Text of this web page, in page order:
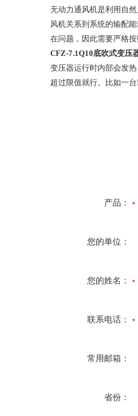
无动力通风机是利用自
风机关系到系统的输配
在问题，因此需要严格
CFZ-7.1Q10底吹式变压
变压器运行时内部会发
超过限值就行。比如一
产品：
您的单位：
您的姓名：
联系电话：
常用邮箱：
省份：